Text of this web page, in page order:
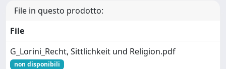
File in questo prodotto:
File
G_Lorini_Recht, Sittlichkeit und Religion.pdf
non disponibili